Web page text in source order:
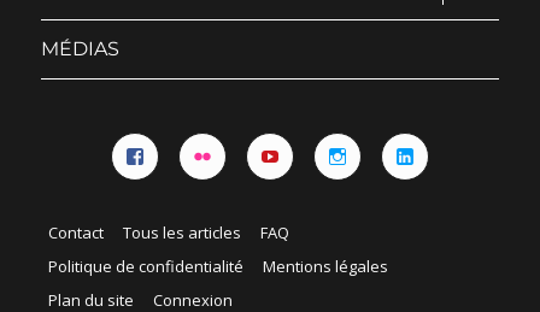
sous-
MÉDIAS
Contact Tous les articles
FAQ
Politique de confidentialité
Mentions légales
Plan du site
Connexion